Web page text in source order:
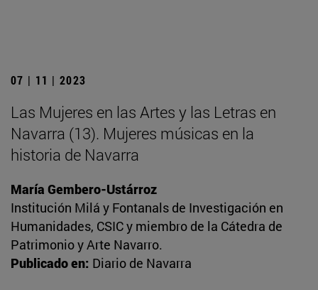
07 | 11 | 2023
Las Mujeres en las Artes y las Letras en
Navarra (13). Mujeres músicas en la
historia de Navarra
María Gembero-Ustárroz
Institución Milá y Fontanals de Investigación en
Humanidades, CSIC y miembro de la Cátedra de
Patrimonio y Arte Navarro.
Publicado en: Diario de Navarra